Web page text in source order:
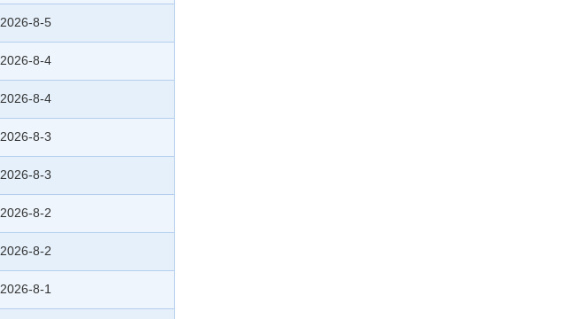
2026-8-5
2026-8-4
2026-8-4
2026-8-3
2026-8-3
2026-8-2
2026-8-2
2026-8-1